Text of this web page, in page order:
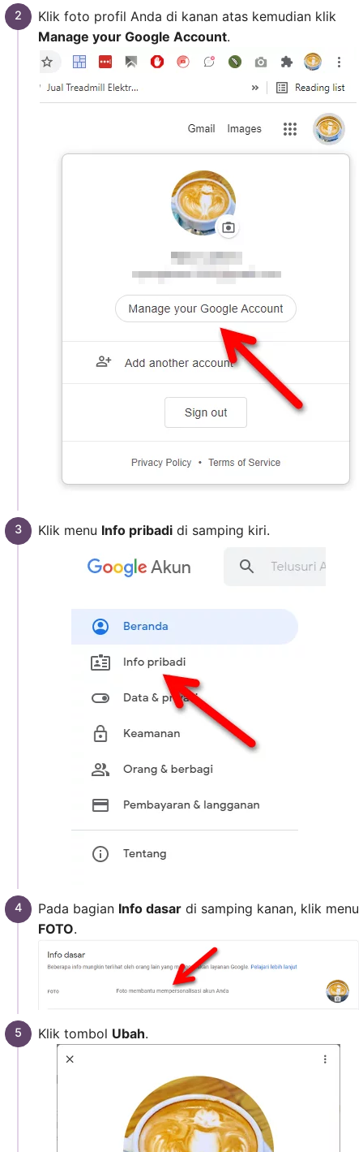
Klik foto profil Anda di kanan atas kemudian klik
Manage your Google Account.
Klik menu Info pribadidi samping kiri.
Pada bagian Info dasardi samping kanan, klik menu
FOTO.
Klik tombol Ubah.